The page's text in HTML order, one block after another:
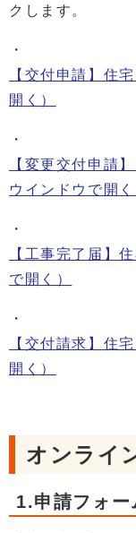
クします。
・
【交付申請】住
開く）
・
【変更交付申請
ウインドウで開く
・
【工事完了届】
で開く）
・
【交付請求】住
開く）
オンライ
1.申請フォー